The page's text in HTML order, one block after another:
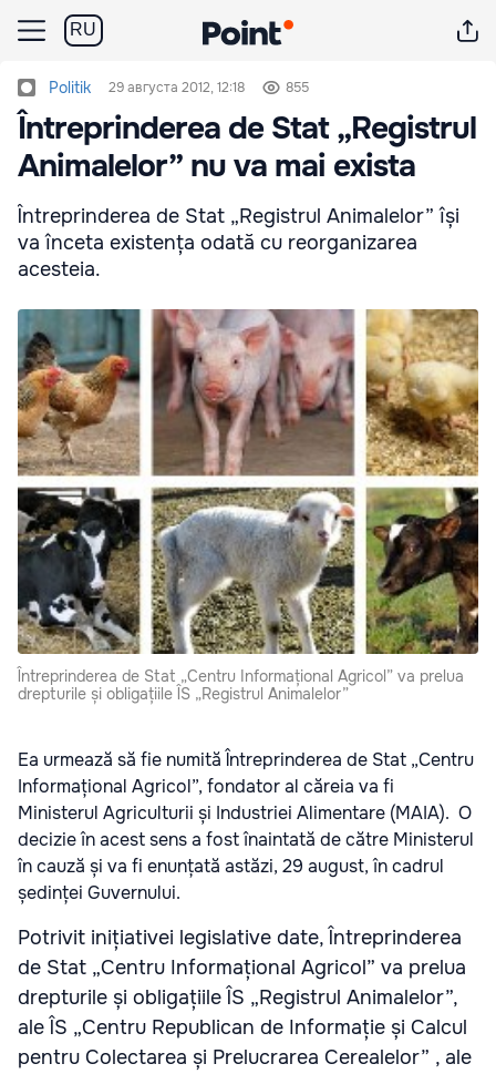
RU
Politik 29 августа 2012, 12:18 855
Întreprinderea de Stat „Registrul
Animalelor” nu va mai exista
Întreprinderea de Stat „Registrul Animalelor” își
va înceta existența odată cu reorganizarea
acesteia.
Întreprinderea de Stat „Centru Informațional Agricol” va prelua
drepturile și obligațiile ÎS „Registrul Animalelor”
Ea urmează să fie numită Întreprinderea de Stat „Centru
Informațional Agricol”, fondator al căreia va fi
Ministerul Agriculturii și Industriei Alimentare (MAIA). O
decizie în acest sens a fost înaintată de către Ministerul
în cauză și va fi enunțată astăzi, 29 august, în cadrul
ședinței Guvernului.
Potrivit inițiativei legislative date, Întreprinderea
de Stat „Centru Informațional Agricol” va prelua
drepturile și obligațiile ÎS „Registrul Animalelor”,
ale ÎS „Centru Republican de Informație și Calcul
pentru Colectarea și Prelucrarea Cerealelor” , ale